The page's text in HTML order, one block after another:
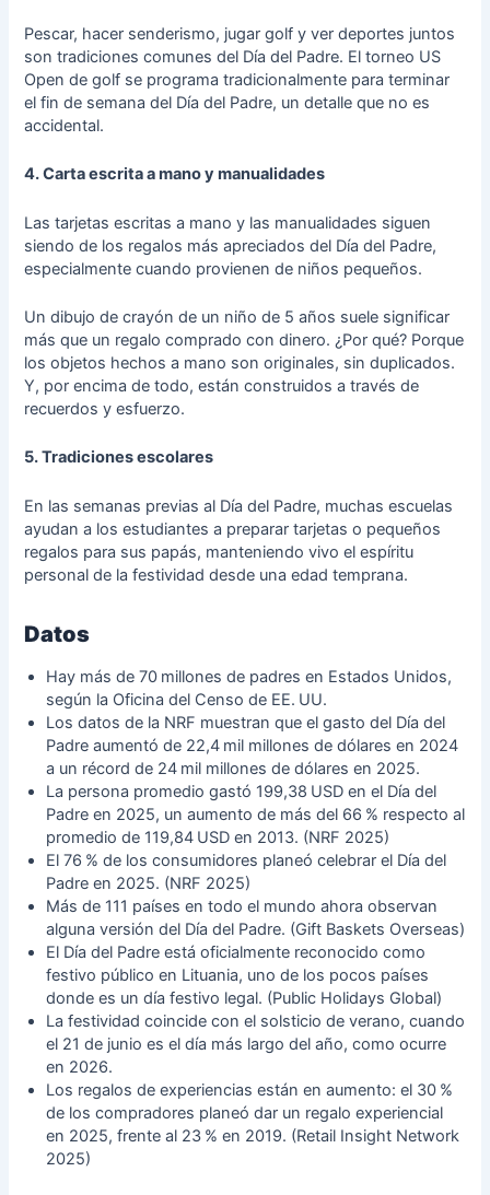
Pescar, hacer senderismo, jugar golf y ver deportes juntos
son tradiciones comunes del Día del Padre. El torneo US
Open de golf se programa tradicionalmente para terminar
el fin de semana del Día del Padre, un detalle que no es
accidental.
4. Carta escrita a mano y manualidades
Las tarjetas escritas a mano y las manualidades siguen
siendo de los regalos más apreciados del Día del Padre,
especialmente cuando provienen de niños pequeños.
Un dibujo de crayón de un niño de 5 años suele significar
más que un regalo comprado con dinero. ¿Por qué? Porque
los objetos hechos a mano son originales, sin duplicados.
Y, por encima de todo, están construidos a través de
recuerdos y esfuerzo.
5. Tradiciones escolares
En las semanas previas al Día del Padre, muchas escuelas
ayudan a los estudiantes a preparar tarjetas o pequeños
regalos para sus papás, manteniendo vivo el espíritu
personal de la festividad desde una edad temprana.
Datos
Hay más de 70 millones de padres en Estados Unidos,
según la Oficina del Censo de EE. UU.
Los datos de la NRF muestran que el gasto del Día del
Padre aumentó de 22,4 mil millones de dólares en 2024
a un récord de 24 mil millones de dólares en 2025.
La persona promedio gastó 199,38 USD en el Día del
Padre en 2025, un aumento de más del 66 % respecto al
promedio de 119,84 USD en 2013. (NRF 2025)
El 76 % de los consumidores planeó celebrar el Día del
Padre en 2025. (NRF 2025)
Más de 111 países en todo el mundo ahora observan
alguna versión del Día del Padre. (Gift Baskets Overseas)
El Día del Padre está oficialmente reconocido como
festivo público en Lituania, uno de los pocos países
donde es un día festivo legal. (Public Holidays Global)
La festividad coincide con el solsticio de verano, cuando
el 21 de junio es el día más largo del año, como ocurre
en 2026.
Los regalos de experiencias están en aumento: el 30 %
de los compradores planeó dar un regalo experiencial
en 2025, frente al 23 % en 2019. (Retail Insight Network
2025)